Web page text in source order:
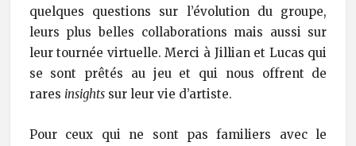
quelques questions sur l’évolution du groupe,
leurs plus belles collaborations mais aussi sur
leur tournée virtuelle. Merci à Jillian et Lucas qui
se sont prêtés au jeu et qui nous offrent de
rares insightssur leur vie d’artiste.
Pour ceux qui ne sont pas familiers avec le